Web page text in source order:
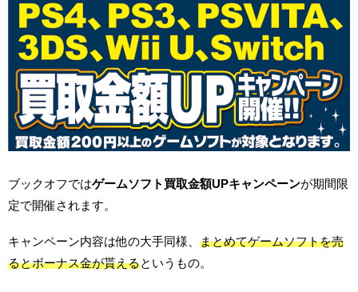
ブックオフではゲームソフト買取金額UPキャンペーンが期間限
定で開催されます。
キャンペーン内容は他の大手同様、 まとめてゲームソフトを売
るとボーナス金が貰えるというもの。